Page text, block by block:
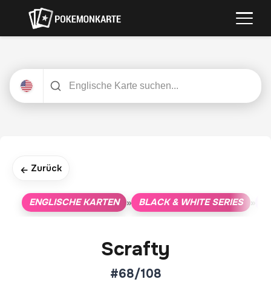
← Zurück
ENGLISCHE KARTEN » BLACK & WHITE SERIES »
Scrafty
#68/108